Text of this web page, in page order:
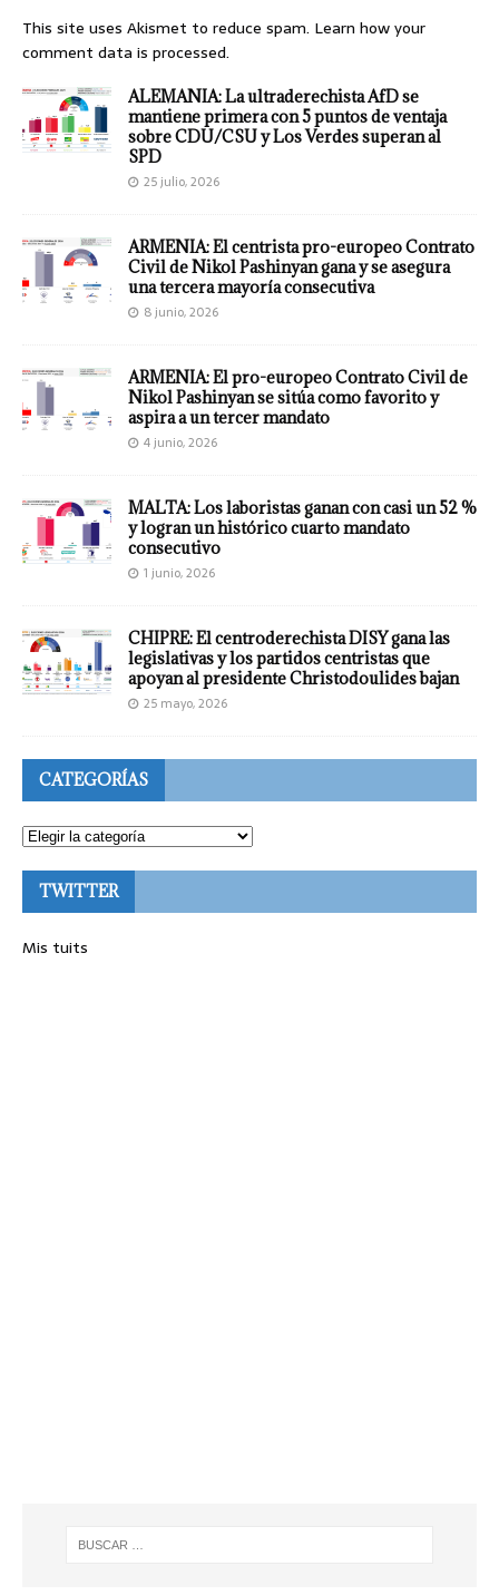
This site uses Akismet to reduce spam. Learn how your
comment data is processed.
ALEMANIA: La ultraderechista AfD se
mantiene primera con 5 puntos de ventaja
sobre CDU/CSU y Los Verdes superan al
SPD
25 julio, 2026
ARMENIA: El centrista pro-europeo Contrato
Civil de Nikol Pashinyan gana y se asegura
una tercera mayoría consecutiva
8 junio, 2026
ARMENIA: El pro-europeo Contrato Civil de
Nikol Pashinyan se sitúa como favorito y
aspira a un tercer mandato
4 junio, 2026
MALTA: Los laboristas ganan con casi un 52 %
y logran un histórico cuarto mandato
consecutivo
1 junio, 2026
CHIPRE: El centroderechista DISY gana las
legislativas y los partidos centristas que
apoyan al presidente Christodoulides bajan
25 mayo, 2026
CATEGORÍAS
TWITTER
Mis tuits